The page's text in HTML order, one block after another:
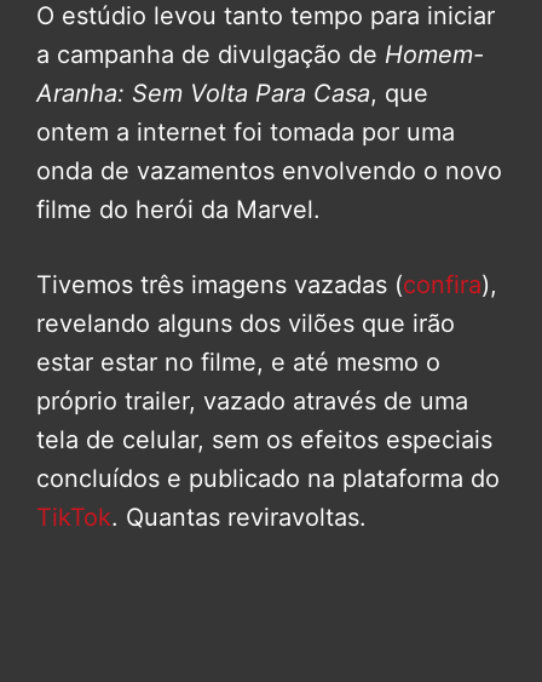
O estúdio levou tanto tempo para iniciar
a campanha de divulgação de Homem-
Aranha: Sem Volta Para Casa, que
ontem a internet foi tomada por uma
onda de vazamentos envolvendo o novo
filme do herói da Marvel.
Tivemos três imagens vazadas (confira),
revelando alguns dos vilões que irão
estar estar no filme, e até mesmo o
próprio trailer, vazado através de uma
tela de celular, sem os efeitos especiais
concluídos e publicado na plataforma do
TikTok. Quantas reviravoltas.